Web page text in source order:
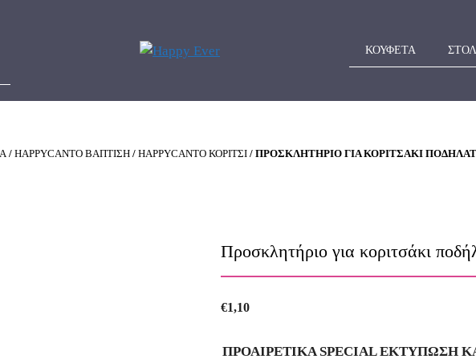
ΚΟΥΦΕΤΑ
/ HAPPYCANTO ΒΑΠΤΙΣΗ / HAPPYCANTO ΚΟΡΙΤΣΙ / ΠΡΟΣΚΛΗΤΉΡΙΟ ΓΙΑ ΚΟΡΙΤΣΆΚΙ
Προσκλητήριο για κοριτσάκι
€1,10
ΠΡΟΑΙΡΕΤΙΚΑ SPECIAL ΕΚΤΥΠΩΣΗ